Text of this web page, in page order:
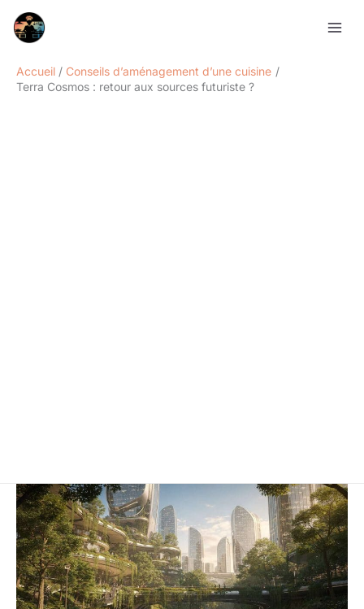
Accueil
Conseils d’aménagement d’une cuisine
Terra Cosmos : retour aux sources futuriste ?
Rechercher